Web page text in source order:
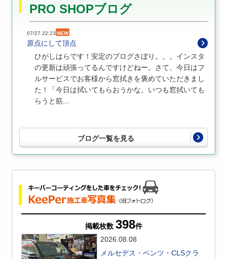
PRO SHOPブログ
07/27 22:23 NEW
原点にして頂点
ひがしはらです！安定のブログさぼり。。。インスタ
の更新は頑張ってるんですけどねー。さて、今日はフ
ルサービスでお客様から窓拭きを褒めていただきまし
た！「今日は拭いてもらおうかな。いつも窓拭いても
らうと筋...
ブログ一覧を見る
掲載枚数 398件
2026.08.08
メルセデス・ベンツ・CLSクラ